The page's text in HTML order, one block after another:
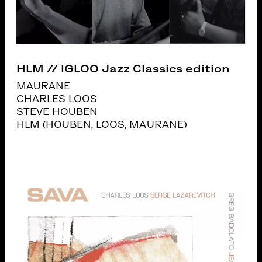
HLM // IGLOO Jazz Classics edition
MAURANE
CHARLES LOOS
STEVE HOUBEN
HLM (HOUBEN, LOOS, MAURANE)